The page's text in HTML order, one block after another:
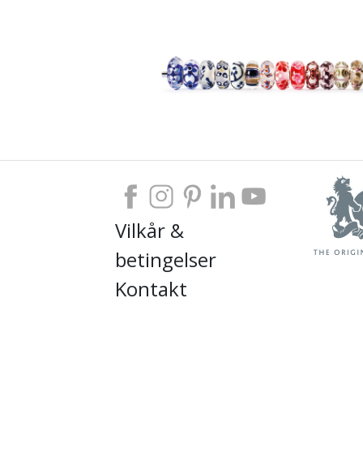
Vilkår &
betingelser
Kontakt